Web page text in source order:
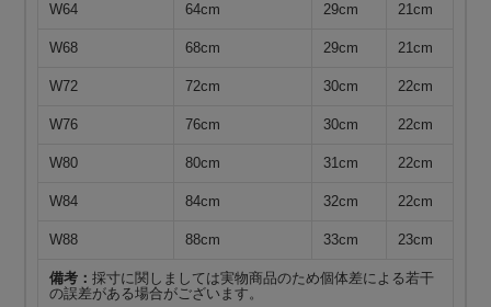
W64 64cm 29cm 21cm
W68 68cm 29cm 21cm
W72 72cm 30cm 22cm
W76 76cm 30cm 22cm
W80 80cm 31cm 22cm
W84 84cm 32cm 22cm
W88 88cm 33cm 23cm
備考： 採寸に関しましては実物商品のため個体差による若干
の誤差がある場合がございます。